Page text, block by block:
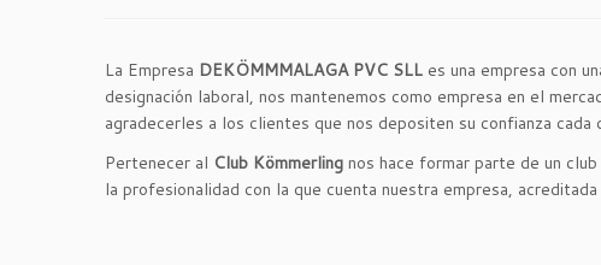
La Empresa DEKÖMMMALAGA PVC SLL es una empresa con
designación laboral, nos mantenemos como empresa en el
agradecerles a los clientes que nos depositen su confianza
Pertenecer al Club Kömmerling nos hace formar parte de un
la profesionalidad con la que cuenta nuestra empresa,